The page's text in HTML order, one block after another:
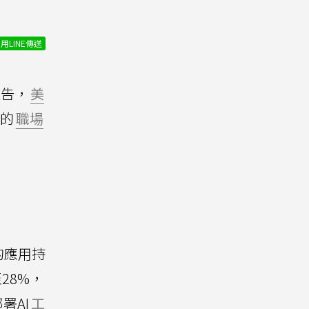
用LINE傳送
， 美
職場
用持
，
AI 工